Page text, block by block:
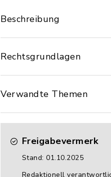
Beschreibung
Rechtsgrundlagen
Verwandte Themen
Freigabevermerk
Stand: 01.10.2025
Redaktionell